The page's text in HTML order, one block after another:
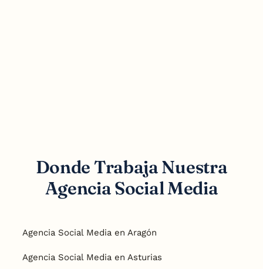
Donde Trabaja Nuestra
Agencia Social Media
Agencia Social Media en Aragón
Agencia Social Media en Asturias